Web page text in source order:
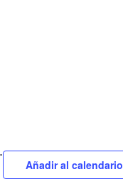
Añadir al calendario